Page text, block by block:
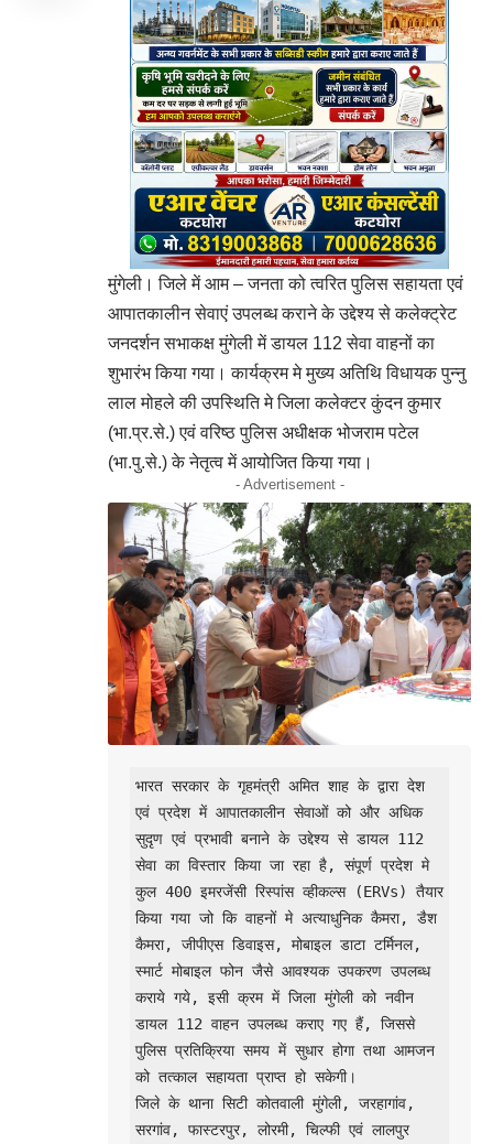
मुंगेली। जिले में आम – जनता को त्वरित पुलिस सहायता एवं
आपातकालीन सेवाएं उपलब्ध कराने के उद्देश्य से कलेक्ट्रेट
जनदर्शन सभाकक्ष मुंगेली में डायल 112 सेवा वाहनों का
शुभारंभ किया गया। कार्यक्रम मे मुख्य अतिथि विधायक पुन्नु
लाल मोहले की उपस्थिति मे जिला कलेक्टर कुंदन कुमार
(भा.प्र.से.) एवं वरिष्ठ पुलिस अधीक्षक भोजराम पटेल
(भा.पु.से.) के नेतृत्व में आयोजित किया गया।
- Advertisement -
भारत सरकार के गृहमंत्री अमित शाह के द्वारा देश
एवं प्रदेश में आपातकालीन सेवाओं को और अधिक
सुदृण एवं प्रभावी बनाने के उद्देश्य से डायल 112
सेवा का विस्तार किया जा रहा है, संपूर्ण प्रदेश मे
कुल 400 इमरजेंसी रिस्पांस व्हीकल्स (ERVs) तैयार
किया गया जो कि वाहनों मे अत्याधुनिक कैमरा, डैश
कैमरा, जीपीएस डिवाइस, मोबाइल डाटा टर्मिनल,
स्मार्ट मोबाइल फोन जैसे आवश्यक उपकरण उपलब्ध
कराये गये, इसी क्रम में जिला मुंगेली को नवीन
डायल 112 वाहन उपलब्ध कराए गए हैं, जिससे
पुलिस प्रतिक्रिया समय में सुधार होगा तथा आमजन
को तत्काल सहायता प्राप्त हो सकेगी।
जिले के थाना सिटी कोतवाली मुंगेली, जरहागांव,
सरगांव, फास्टरपुर, लोरमी, चिल्फी एवं लालपुर